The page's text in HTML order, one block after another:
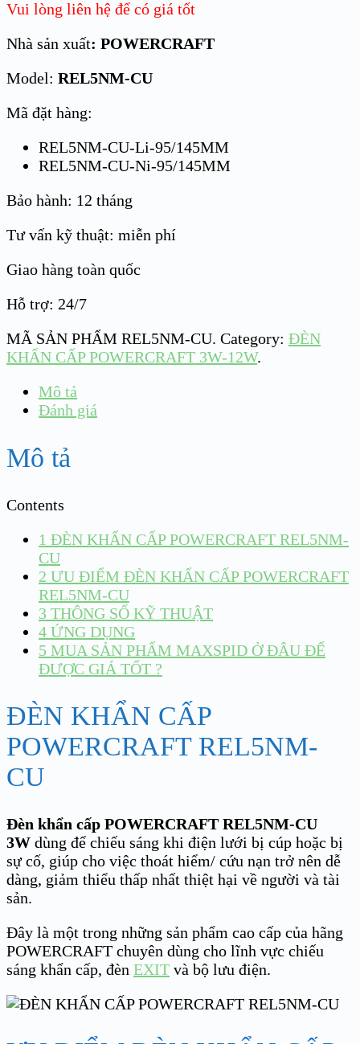
Vui lòng liên hệ để có giá tốt
Nhà sản xuất: POWERCRAFT
Model: REL5NM-CU
Mã đặt hàng:
REL5NM-CU-Li-95/145MM
REL5NM-CU-Ni-95/145MM
Bảo hành: 12 tháng
Tư vấn kỹ thuật: miễn phí
Giao hàng toàn quốc
Hỗ trợ: 24/7
MÃ SẢN PHẨM REL5NM-CU. Category: ĐÈN
KHẨN CẤP POWERCRAFT 3W-12W.
Mô tả
Đánh giá
Mô tả
Contents
1 ĐÈN KHẨN CẤP POWERCRAFT REL5NM-
CU
2 ƯU ĐIỂM ĐÈN KHẨN CẤP POWERCRAFT
REL5NM-CU
3 THÔNG SỐ KỸ THUẬT
4 ỨNG DỤNG
5 MUA SẢN PHẨM MAXSPID Ở ĐÂU ĐỂ
ĐƯỢC GIÁ TỐT ?
ĐÈN KHẨN CẤP
POWERCRAFT REL5NM-
CU
Đèn khẩn cấp POWERCRAFT REL5NM-CU
3W dùng để chiếu sáng khi điện lưới bị cúp hoặc bị
sự cố, giúp cho việc thoát hiểm/ cứu nạn trở nên dễ
dàng, giảm thiểu thấp nhất thiệt hại về người và tài
sản.
Đây là một trong những sản phẩm cao cấp của hãng
POWERCRAFT chuyên dùng cho lĩnh vực chiếu
sáng khẩn cấp, đèn EXIT và bộ lưu điện.